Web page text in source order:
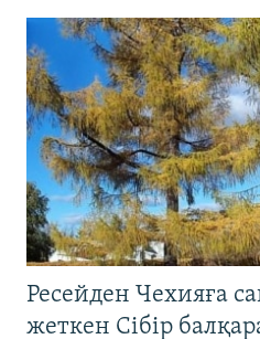
Ресейден Чехияға
жеткен Сібір